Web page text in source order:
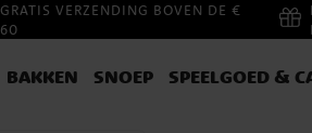
GRATIS VERZENDING BOVEN DE €
60
BAKKEN SNOEP SPEELGOED &